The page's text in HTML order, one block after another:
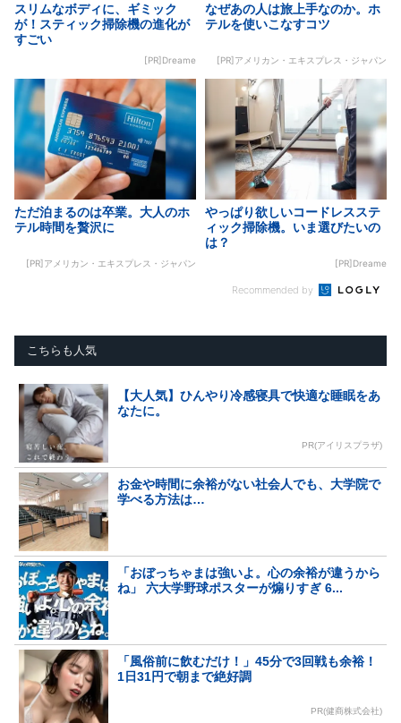
スリムなボディに、ギミック
が！スティック掃除機の進化が
すごい
[PR]Dreame
なぜあの人は旅上手なのか。ホ
テルを使いこなすコツ
[PR]アメリカン・エキスプレス・ジャパン
ただ泊まるのは卒業。大人のホ
テル時間を贅沢に
[PR]アメリカン・エキスプレス・ジャパン
やっぱり欲しいコードレスステ
ィック掃除機。いま選びたいの
は？
[PR]Dreame
Recommended by
こちらも人気
【大人気】ひんやり冷感寝具で快適な睡眠をあ
なたに。
PR(アイリスプラザ)
お金や時間に余裕がない社会人でも、大学院で
学べる方法は…
「おぼっちゃまは強いよ。心の余裕が違うから
ね」 六大学野球ポスターが煽りすぎ 6...
「風俗前に飲むだけ！」45分で3回戦も余裕！
1日31円で朝まで絶好調
PR(健商株式会社)